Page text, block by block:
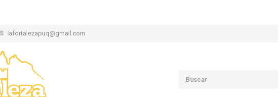
lafortalezapuq@gmail.com